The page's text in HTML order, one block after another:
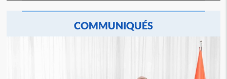
COMMUNIQUÉS